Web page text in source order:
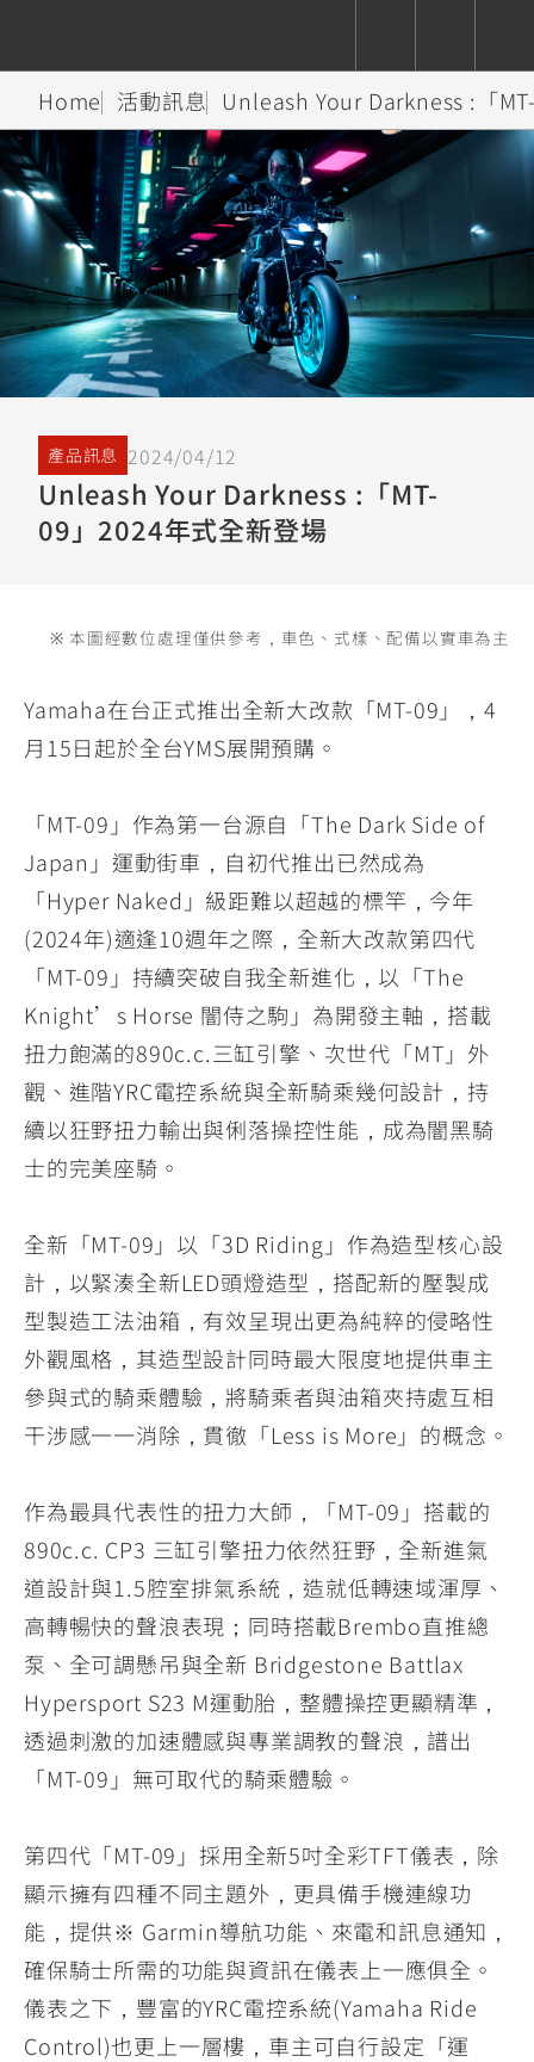
依風格 依排氣量
Super
Sport
Hyper
Naked
Sport
Heritage
YZF-R9
550+
550+
YZF-R3
150
MT-
09
Y-
AMT
MT-
09
550+
MT-
MT-
MT-
251~549
MT-
150
700
550+
150
依風格 依排氣量
Premium Sport FashionAdventure Family
TMAX
550+
251~549
NMAX
150
CYGNUS
XR
150
CYGNUS
X
125
2.0
125
Limi
125
BW'S
125
Z /
Zii
125
CUXiE
2.5 kw
追蹤愛車
我的愛車 瀏覽紀錄
Home 活動訊息 Unleash Your Darkness :「
產品訊息 2024/04/12
Unleash Your Darkness :「MT-
09」2024年式全新登場
※ 本圖經數位處理僅供參考，車色、式樣、配備以實車為主
Yamaha在台正式推出全新大改款「MT-09」，4
月15日起於全台YMS展開預購。
「MT-09」作為第一台源自「The Dark Side of
Japan」運動街車，自初代推出已然成為
「Hyper Naked」級距難以超越的標竿，今年
(2024年)適逢10週年之際，全新大改款第四代
「MT-09」持續突破自我全新進化，以「The
Knight’s Horse 闇侍之駒」為開發主軸，搭載
扭力飽滿的890c.c.三缸引擎、次世代「MT」外
觀、進階YRC電控系統與全新騎乘幾何設計，持
續以狂野扭力輸出與俐落操控性能，成為闇黑騎
士的完美座騎。
全新「MT-09」以「3D Riding」作為造型核心設
計，以緊湊全新LED頭燈造型，搭配新的壓製成
型製造工法油箱，有效呈現出更為純粹的侵略性
外觀風格，其造型設計同時最大限度地提供車主
參與式的騎乘體驗，將騎乘者與油箱夾持處互相
干涉感一一消除，貫徹「Less is More」的概念。
作為最具代表性的扭力大師，「MT-09」搭載的
890c.c. CP3 三缸引擎扭力依然狂野，全新進氣
道設計與1.5腔室排氣系統，造就低轉速域渾厚、
高轉暢快的聲浪表現；同時搭載Brembo直推總
泵、全可調懸吊與全新 Bridgestone Battlax
Hypersport S23 M運動胎，整體操控更顯精準，
透過刺激的加速體感與專業調教的聲浪，譜出
「MT-09」無可取代的騎乘體驗。
第四代「MT-09」採用全新5吋全彩TFT儀表，除
顯示擁有四種不同主題外，更具備手機連線功
能，提供※ Garmin導航功能、來電和訊息通知，
確保騎士所需的功能與資訊在儀表上一應俱全。
儀表之下，豐富的YRC電控系統(Yamaha Ride
Control)也更上一層樓，車主可自行設定「運